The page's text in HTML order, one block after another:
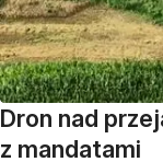
Dron nad
z mandatami